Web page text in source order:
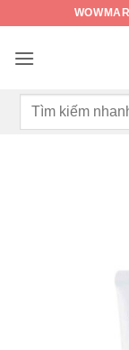
nội
Tìm